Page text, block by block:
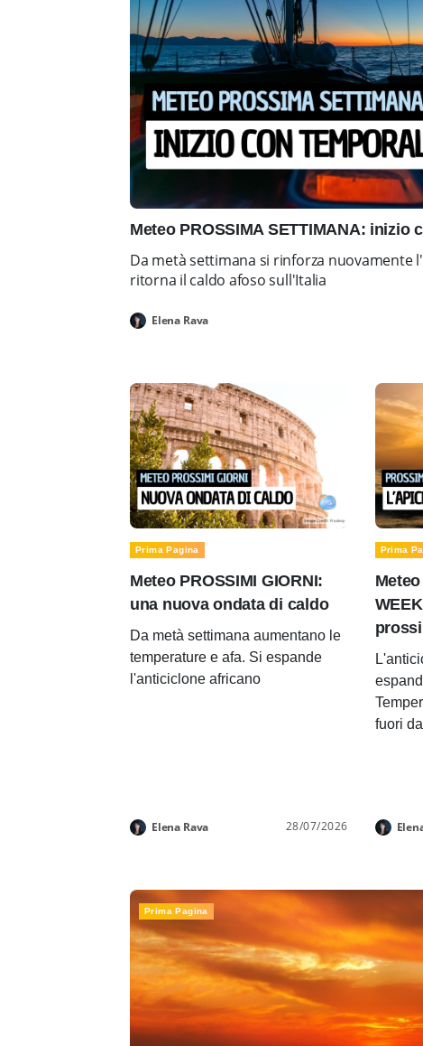
Meteo PROSSIMA SETTIMANA: inizio
Da metà settimana si rinforza nuovamente
ritorna il caldo afoso sull'Italia
Elena Rava
Prima Pagina
Meteo PROSSIMI GIORNI:
una nuova ondata di caldo
Da metà settimana aumentano le
temperature e afa. Si espande
l'anticiclone africano
Elena Rava 28/07/2026
Prima
fuori
Prima Pagina